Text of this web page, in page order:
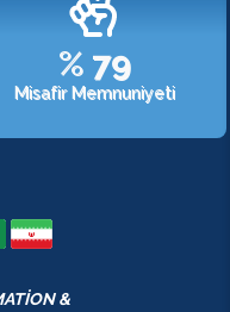
% 98
Misafir Memnuniyeti
&